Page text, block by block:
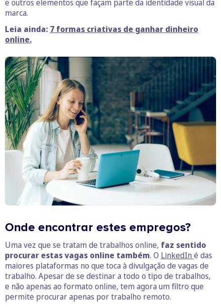
e outros elementos que façam parte da identidade visual da
marca.
Leia ainda: 7 formas criativas de ganhar dinheiro
online.
Onde encontrar estes empregos?
Uma vez que se tratam de trabalhos online, faz sentido
procurar estas vagas online também. O LinkedIn é das
maiores plataformas no que toca à divulgação de vagas de
trabalho. Apesar de se destinar a todo o tipo de trabalhos,
e não apenas ao formato online, tem agora um filtro que
permite procurar apenas por trabalho remoto.